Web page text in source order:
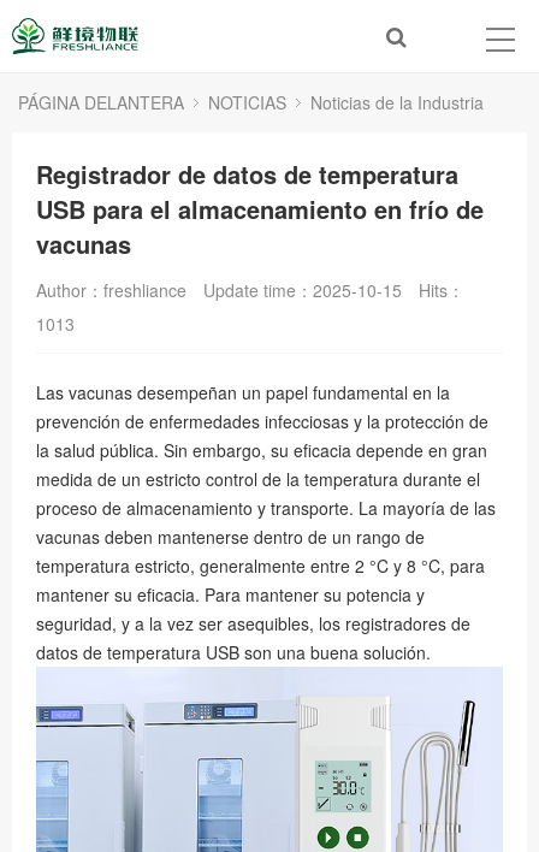
PÁGINA DELANTERA NOTICIAS Noticias de la Industria
Registrador de datos de temperatura
USB para el almacenamiento en frío de
vacunas
Author：freshliance Update time：2025-10-15
Hits：
1013
Las vacunas desempeñan un papel fundamental en la
prevención de enfermedades infecciosas y la protección de
la salud pública. Sin embargo, su eficacia depende en gran
medida de un estricto control de la temperatura durante el
proceso de almacenamiento y transporte. La mayoría de las
vacunas deben mantenerse dentro de un rango de
temperatura estricto, generalmente entre 2 °C y 8 °C, para
mantener su eficacia. Para mantener su potencia y
seguridad, y a la vez ser asequibles, los registradores de
datos de temperatura USB son una buena solución.